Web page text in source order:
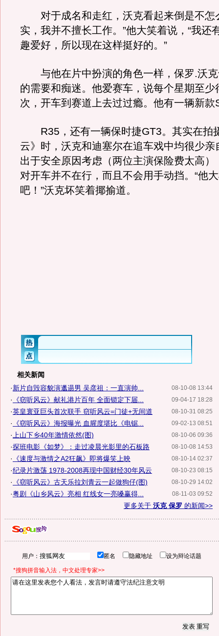
对于成名和走红，沃克看起来倒是不怎
实，我并不擅长工作。”他大笑着说，“我还
趣爱好，所以现在这样挺好的。”
与他在片中扮演的角色一样，保罗.沃克
的需要和痴迷。他爱赛车，说每个星期至少
次，开车到赛道上去过过瘾。他有一辆新款
R35，还有一辆保时捷GT3。其实在拍
云》时，沃克和迪塞尔在追车戏中均很少亲
出于安全原因考虑（两位主演保险费太高）
对开车并不在行，而且不会用手动挡。“他
吧！”沃克坏笑着揶揄道。
相关新闻
08-10-08 13:44
·新片自毁容貌演邋遢男 吴彦祖：一直演帅...
09-04-17 18:28
· 《窃听风云》献礼港片百年 全面锁定下届...
08-10-31 08:25
·英皇寰亚巨头首次联手 窃听风云=门徒+无间道
09-02-13 08:51
· 《窃听风云》海报曝光 血腥度堪比《电锯...
08-10-06 09:36
· 上山下乡40年激情依然(图)
08-10-08 14:53
·探班电影《如梦》：走过凌晨光影里的石板路
08-10-14 02:37
· 《速度与激情之A2狂飙》即将爆笑上映
08-10-23 08:15
·纪录片激荡 1978-2008再现中国财经30年风云
08-10-29 14:02
· 《窃听风云》古天乐拉刘青云一起做狗仔(图)
08-11-03 09:52
·粤剧《山乡风云》亮相 红线女一亮嗓赢得...
更多关于 沃克 保罗 的新闻>>
用户： 匿名 隐藏地址 设为辩论话题
*搜狗拼音输入法，中文处理专家>>